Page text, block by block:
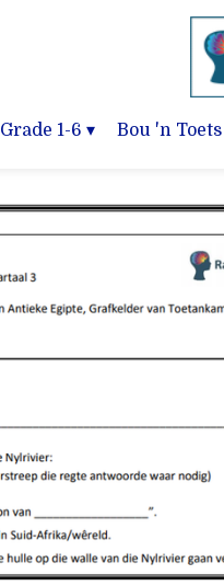
Grade 1-6 ▾ Bou 'n Toets